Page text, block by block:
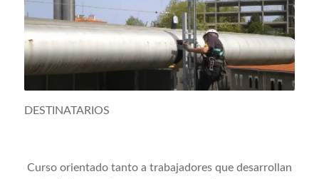
DESTINATARIOS
Curso orientado tanto a trabajadores que desarrollan